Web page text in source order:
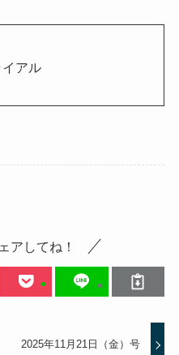
アル
アしてね！
2025年11月21日（金）号